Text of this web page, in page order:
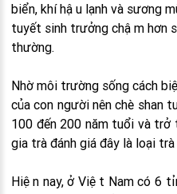
biển, khí hậu lạnh và sương
tuyết sinh trưởng chậm hơn
thường.
Nhờ môi trường sống cách
của con người nên chè
100 đến 200 năm tuổi và trở
gia trà đánh giá đây là loại
Hiện nay, ở Việt Nam có 6